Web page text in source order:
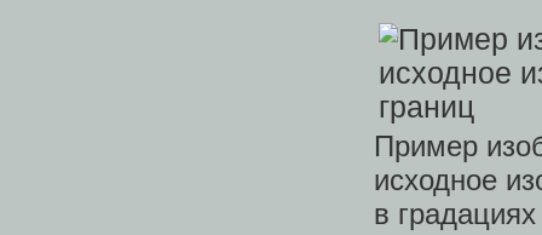
Пример
исходное
в